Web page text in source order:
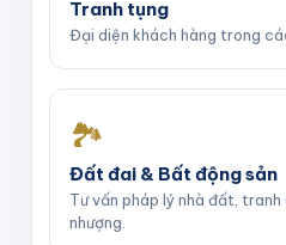
Tranh tụng
Đại diện khách hàng trong
🏞️
Đất đai & Bất động sản
Tư vấn pháp lý nhà đất,
nhượng.